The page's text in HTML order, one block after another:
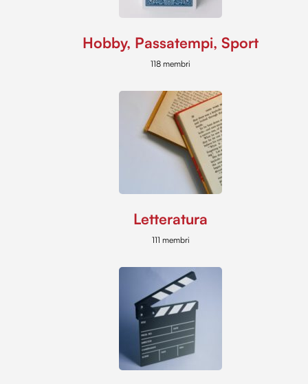
Hobby, Passatempi, Sport
118 membri
Letteratura
111 membri